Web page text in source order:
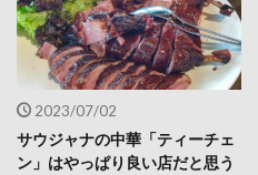
2023/07/02
サウジャナの中華「ティーチェ
ン」はやっぱり良い店だと思う